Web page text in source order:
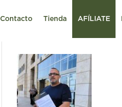
Contacto Tienda AFÍLIATE